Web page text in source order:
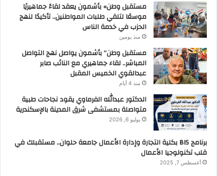
مستقبل وطن» بأشمون يعقد لقاءً جماهيريًا
موسعًا لتلقي طلبات المواطنين.. تأكيدًا لنهج
الحزب في خدمة الناس
منذ يومين
مستقبل وطن” بأشمون يواصل نهج التواصل
المباشر.. لقاء جماهيري مع النائب صابر
عبدالقوي الخميس المقبل
منذ 4 أيام
الدكتور عبدالله الفرماوي يقود نجاحات طبية
متواصلة بمستشفى شرق المدينة بالإسكندرية
يوليو 6, 2026
برنامج BIS بكلية التجارة وإدارة الأعمال جامعة حلوان.. مستقبلك في
قلب تكنولوجيا الأعمال
أغسطس 7, 2025